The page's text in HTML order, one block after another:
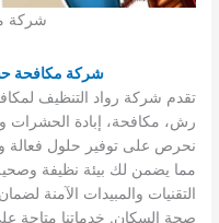
شركة
شركة مكافحة
تقدم شركة رواد التنظيف
رش، مكافحة، إبادة
نحرص على توفير حلول فعالة
مما يضمن لك بيئة نظيفة
التقنيات والمبيدات الآمنة
صحة السكان. خدماتنا متاحة